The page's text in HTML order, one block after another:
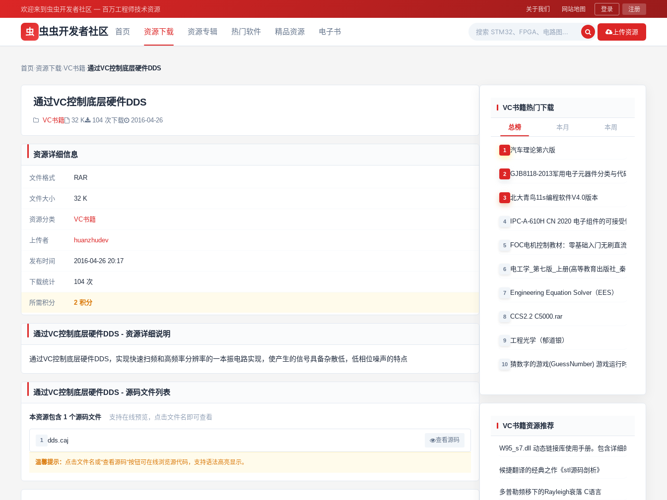
欢迎来到虫虫开发者社区 — 百万工程师技术资源 关于我们 网站地图 登录 注册
虫 虫虫开发者社区 首页 资源下载 资源专辑 热门软件 精品资源 电子书 上传资源
首页›资源下载›VC书籍›通过VC控制底层硬件DDS
通过VC控制底层硬件DDS
VC书籍 32 K 104 次下载 2016-04-26
资源详细信息
文件格式 RAR
文件大小 32 K
资源分类 VC书籍
上传者 huanzhudev
发布时间 2016-04-26 20:17
下载统计 104 次
所需积分 2 积分
通过VC控制底层硬件DDS - 资源详细说明
通过VC控制底层硬件DDS，实现快速扫频和高频率分辨率的一本振电路实现，使产生的信号具备杂散低，低相位噪声的特点
通过VC控制底层硬件DDS - 源码文件列表
本资源包含 1 个源码文件 支持在线预览，点击文件名即可查看
1 dds.caj 查看源码
温馨提示： 点击文件名或"查看源码"按钮可在线浏览源代码，支持语法高亮显示。
VC书籍热门下载
总榜 本月 本周
1 汽车理论第六版
2 GJB8118-2013军用电子元器件分类与代码
3 北大青鸟11s编程软件V4.0版本
4 IPC-A-610H CN 2020 电子组件的可接受性国际验收标
5 FOC电机控制教材：零基础入门无刷直流电机矢量控
6 电工学_第七版_上册(高等教育出版社_秦曾煌版)
7 Engineering Equation Solver（EES）
8 CCS2.2 C5000.rar
9 工程光学（郁道银）
10 猜数字的游戏(GuessNumber) 游戏运行时产生一个0－
VC书籍资源推荐
W95_s7.dll 动态链接库使用手册。包含详细的函数说明和
候捷翻译的经典之作《stl源码剖析》
多普勒频移下的Rayleigh衰落 C语言